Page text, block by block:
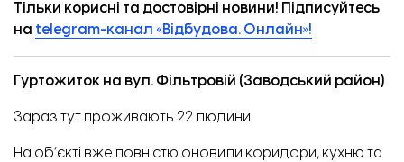
Тільки корисні та достовірні новини! Підписуйтесь
на telegram-канал «Відбудова. Онлайн»!
Гуртожиток на вул. Фільтровій (Заводський район)
Зараз тут проживають 22 людини.
На об’єкті вже повністю оновили коридори, кухню та